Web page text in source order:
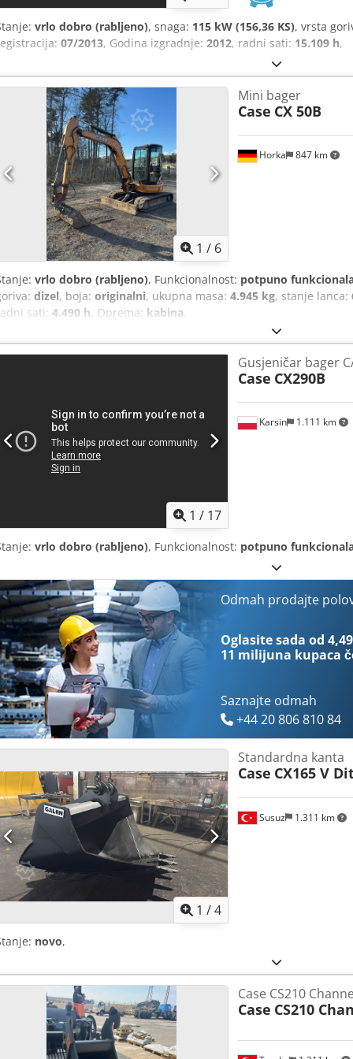
vrlo dobro (rabljeno), snaga: 115 kW (156,36 KS), vrsta
07/2013, Godina izgradnje: 2012, radni sati: 15.109 h,
1 / 6
Horka 847 km
Mini bager
Case CX 50B
vrlo dobro (rabljeno), Funkcionalnost: potpuno
dizel, boja: originalni, ukupna masa: 4.945 kg, stanje lanca:
sati: 4.490 h, Oprema: kabina,
1 / 17
Karsin 1.111 km
Gusjeničar bager
Case CX290B
vrlo dobro (rabljeno), Funkcionalnost: potpuno
Odmah prodajte
Oglasite sada od
11 milijuna kupaca
Saznajte odmah
+44 20 806 810 84
1 /4
Susuz 1.311 km
Standardna kanta
Case CX165 V
novo,
Case CS210
Case CS210